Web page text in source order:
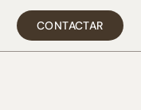
CONTACTAR